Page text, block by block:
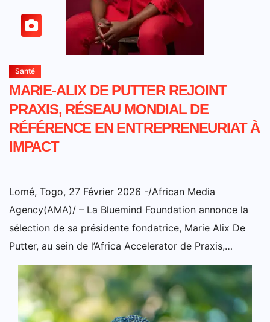
Santé
MARIE-ALIX DE PUTTER REJOINT
PRAXIS, RÉSEAU MONDIAL DE
RÉFÉRENCE EN ENTREPRENEURIAT À
IMPACT
Lomé, Togo, 27 Février 2026 -/African Media
Agency(AMA)/ – La Bluemind Foundation annonce la
sélection de sa présidente fondatrice, Marie Alix De
Putter, au sein de l’Africa Accelerator de Praxis,…